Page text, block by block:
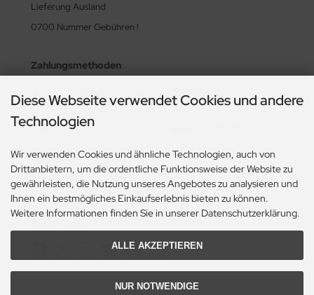
Lieferung Ausland
0700 Nummer Gebühren !
Zahlungsmethoden
Diese Webseite verwendet Cookies und andere
Technologien
Wir verwenden Cookies und ähnliche Technologien, auch von
Drittanbietern, um die ordentliche Funktionsweise der Website zu
gewährleisten, die Nutzung unseres Angebotes zu analysieren und
Ihnen ein bestmögliches Einkaufserlebnis bieten zu können.
Weitere Informationen finden Sie in unserer Datenschutzerklärung.
ALLE AKZEPTIEREN
NUR NOTWENDIGE